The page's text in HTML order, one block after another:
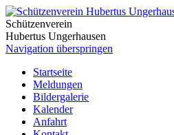
Schützenverein
Hubertus Ungerhausen
Navigation überspringen
Startseite
Meldungen
Bildergalerie
Kalender
Anfahrt